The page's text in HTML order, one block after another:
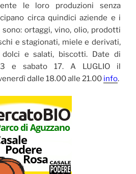
le loro produzioni senza
circa quindici aziende e i
ortaggi, vino, olio, prodotti
e stagionati, miele e derivati,
e salati, biscotti. Date di
3 e sabato 17. A LUGLIO il
dalle 18.00 alle 21.00 info.